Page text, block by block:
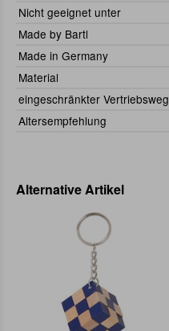
Nicht geeignet unter
Made by Bartl
Made in Germany
Material
eingeschränkter Vertriebsweg
Altersempfehlung
Alternative Artikel